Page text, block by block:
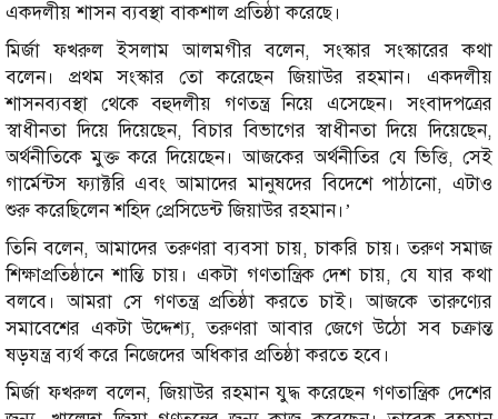
একদলীয় শাসন ব্যবস্থা বাকশাল প্রতিষ্ঠা করেছে।
মির্জা ফখরুল ইসলাম আলমগীর বলেন, সংস্কার সংস্কারের কথা
বলেন। প্রথম সংস্কার তো করেছেন জিয়াউর রহমান। একদলীয়
শাসনব্যবস্থা থেকে বহুদলীয় গণতন্ত্র নিয়ে এসেছেন। সংবাদপত্রের
স্বাধীনতা দিয়ে দিয়েছেন, বিচার বিভাগের স্বাধীনতা দিয়ে দিয়েছেন,
অর্থনীতিকে মুক্ত করে দিয়েছেন। আজকের অর্থনীতির যে ভিত্তি, সেই
গার্মেন্টস ফ্যাক্টরি এবং আমাদের মানুষদের বিদেশে পাঠানো, এটাও
শুরু করেছিলেন শহিদ প্রেসিডেন্ট জিয়াউর রহমান।’
তিনি বলেন, আমাদের তরুণরা ব্যবসা চায়, চাকরি চায়। তরুণ সমাজ
শিক্ষাপ্রতিষ্ঠানে শান্তি চায়। একটা গণতান্ত্রিক দেশ চায়, যে যার কথা
বলবে। আমরা সে গণতন্ত্র প্রতিষ্ঠা করতে চাই। আজকে তারুণ্যের
সমাবেশের একটা উদ্দেশ্য, তরুণরা আবার জেগে উঠো সব চক্রান্ত
ষড়যন্ত্র ব্যর্থ করে নিজেদের অধিকার প্রতিষ্ঠা করতে হবে।
মির্জা ফখরুল বলেন, জিয়াউর রহমান যুদ্ধ করেছেন গণতান্ত্রিক দেশের